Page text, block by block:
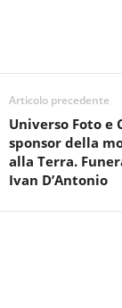
Articolo precedente
Universo Foto e
sponsor della
alla Terra.
Ivan D’Antonio